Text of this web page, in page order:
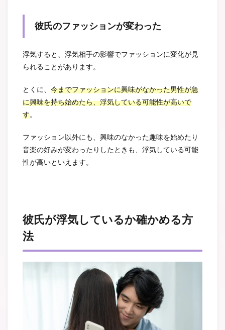
彼氏のファッションが変わった
浮気すると、浮気相手の影響でファッションに変化が見
られることがあります。
とくに、 今までファッションに興味がなかった男性が急
に興味を持ち始めたら、浮気している可能性が高いで
す。
ファッション以外にも、興味のなかった趣味を始めたり
音楽の好みが変わったりしたときも、浮気している可能
性が高いといえます。
彼氏が浮気しているか確かめる方
法